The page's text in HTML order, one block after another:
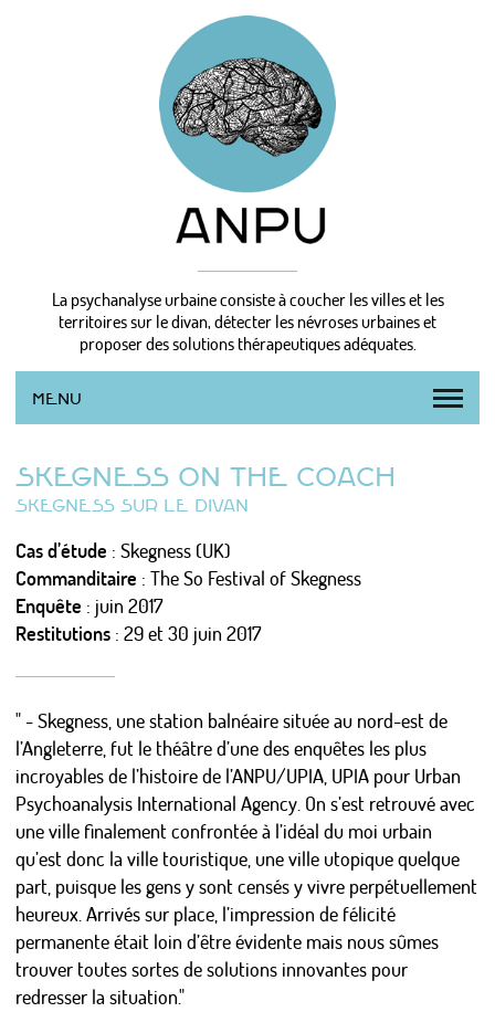
La psychanalyse urbaine consiste à coucher les villes et les
territoires sur le divan, détecter les névroses urbaines et
proposer des solutions thérapeutiques adéquates.
MENU
LA MÉTHODE
MISES EN FORME
LES MÉTA-SUJETS
L’URBANISTE ENCHANTEUR
Actualités
Calendrier
Photos/Vidéos/Pro
Presse
Nous écrire / Recevoir des nouvelles
S'identifier
SKEGNESS ON THE COACH
SKEGNESS SUR LE DIVAN
Cas d’étude : Skegness (UK)
Commanditaire : The So Festival of Skegness
Enquête : juin 2017
Restitutions : 29 et 30 juin 2017
" - Skegness, une station balnéaire située au nord-est de
l’Angleterre, fut le théâtre d’une des enquêtes les plus
incroyables de l’histoire de l’ANPU/UPIA, UPIA pour Urban
Psychoanalysis International Agency. On s’est retrouvé avec
une ville finalement confrontée à l’idéal du moi urbain
qu’est donc la ville touristique, une ville utopique quelque
part, puisque les gens y sont censés y vivre perpétuellement
heureux. Arrivés sur place, l’impression de félicité
permanente était loin d’être évidente mais nous sûmes
trouver toutes sortes de solutions innovantes pour
redresser la situation."